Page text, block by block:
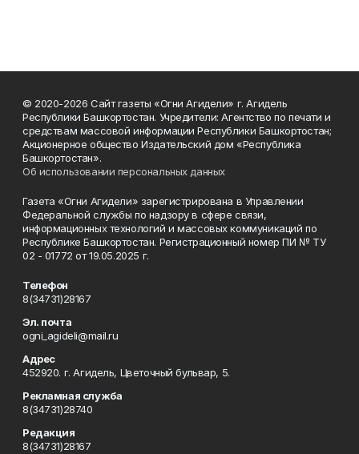
© 2020-2026 Сайт газеты «Огни Агидели» г. Агидель
Республики Башкортостан. Учредители: Агентство по печати и
средствам массовой информации Республики Башкортостан;
Акционерное общество Издательский дом «Республика
Башкортостан».
Об использовании персональных данных
Газета «Огни Агидели» зарегистрирована в Управлении
Федеральной службы по надзору в сфере связи,
информационных технологий и массовых коммуникаций по
Республике Башкортостан. Регистрационный номер ПИ № ТУ
02 - 01772 от 19.05.2025 г.
Телефон
8(34731)28167
Эл. почта
ogni_agideli@mail.ru
Адрес
452920. г. Агидель, Цветочный бульвар, 5.
Рекламная служба
8(34731)28740
Редакция
8(34731)28167